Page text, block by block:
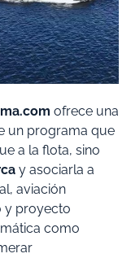
ofrece una
un programa que
a la flota, sino
y asociarla a
aviación
y proyecto
como